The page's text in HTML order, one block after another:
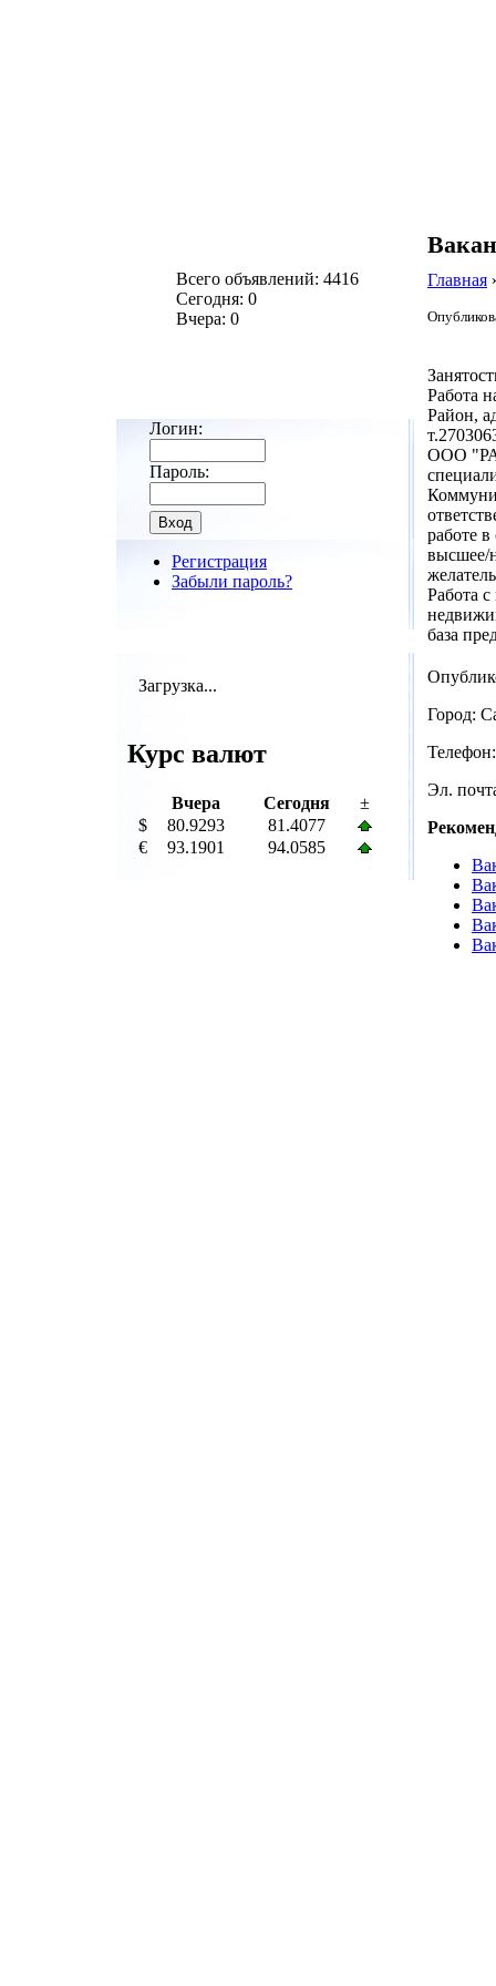
Всего объявлений: 4416
Сегодня: 0
Вчера: 0
Логин:
Пароль:
Регистрация
Забыли пароль?
Загрузка...
Курс валют
Вчера Сегодня
±
$
80.9293
81.4077
€
93.1901 94.0585
Главная
Работа
Район,
ООО "РА
работе
высшее/
Работа
база
Город:
Эл.